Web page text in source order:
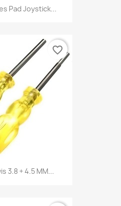
Pad Joystick...
3.8 + 4.5 MM...
favorite_border